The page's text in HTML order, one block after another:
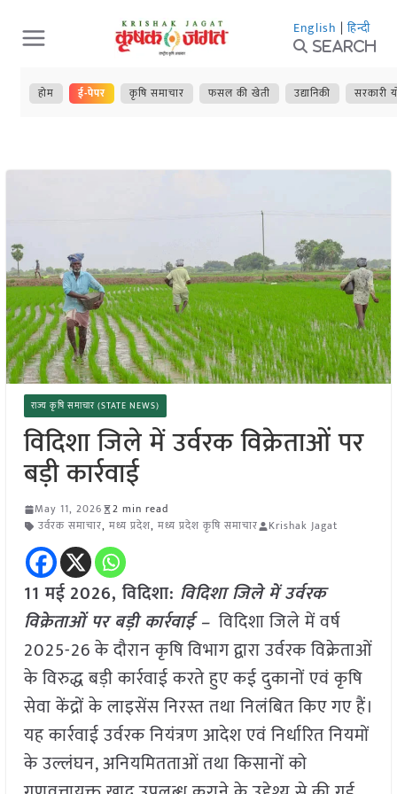
Skip
to
content
English | हिन्दी
Search
होम ई-पेपर कृषि समाचार फसल की खेती उद्यानिकी सरकारी
राज्य कृषि समाचार (STATE NEWS)
विदिशा जिले में उर्वरक विक्रेताओं पर
बड़ी कार्रवाई
May 11, 2026
2 min read
उर्वरक समाचार, मध्य प्रदेश, मध्य प्रदेश कृषि समाचार Krishak Jagat
11 मई2026,विदिशा: विदिशा जिले में उर्वरक
विक्रेताओं पर बड़ी कार्रवाई –विदिशा जिले में वर्ष
2025-26 के दौरान कृषि विभाग द्वारा उर्वरक विक्रेताओं
के विरुद्ध बड़ी कार्रवाई करते हुए कई दुकानों एवं कृषि
सेवा केंद्रों के लाइसेंस निरस्त तथा निलंबित किए गए हैं।
यह कार्रवाई उर्वरक नियंत्रण आदेश एवं निर्धारित नियमों
के उल्लंघन, अनियमितताओं तथा किसानों को